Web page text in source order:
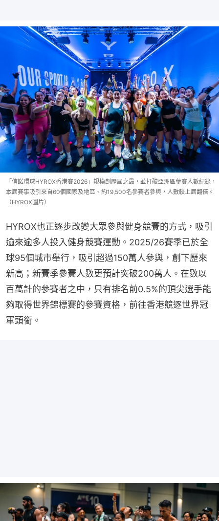
「信諾環球HYROX香港賽2026」規模創歷屆之最，並打破亞洲區參賽人數紀錄，
本屆賽事吸引來自60個國家及地區、約19,500名參賽者參與，人數較上屆翻倍。
（HYROX圖片）
HYROX也正逐步改變大眾參與健身競賽的方式，吸引
逾來逾多人投入健身競賽運動。2025/26賽季已於全
球95個城市舉行，吸引超過150萬人參與，創下歷來
新高；新賽季參賽人數更預計突破200萬人。在數以
百萬計的參賽者之中，只有排名前0.5%的頂尖選手能
夠取得世界錦標賽的參賽資格，前往香港競逐世界冠
軍頭銜。